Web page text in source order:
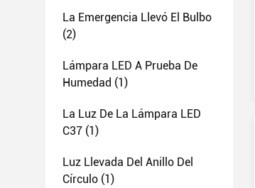
La Emergencia Llevó El Bulbo
(2)
Lámpara LED A Prueba De
Humedad (1)
La Luz De La Lámpara LED
C37 (1)
Luz Llevada Del Anillo Del
Círculo (1)